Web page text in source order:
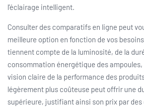
l’éclairage intelligent.
Consulter des comparatifs en ligne peut
meilleure option en fonction de vos
tiennent compte de la luminosité, de la
consommation énergétique des
vision claire de la performance des
légèrement plus coûteuse peut offrir une
supérieure, justifiant ainsi son prix par